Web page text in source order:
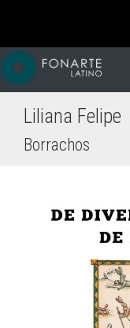
Liliana Felipe
Borrachos